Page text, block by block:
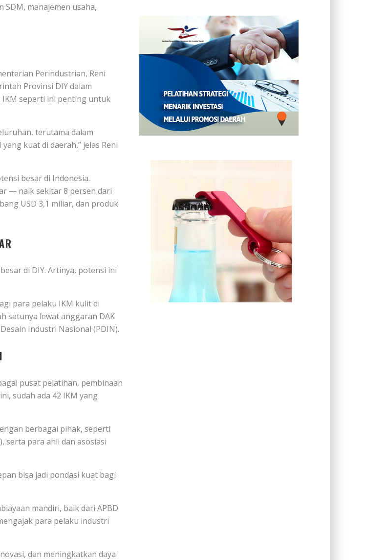
manajemen usaha,
Perindustrian, Reni
Provinsi DIY dalam
IKM seperti ini penting untuk
terutama dalam
kuat di daerah,” jelas Reni
besar di Indonesia.
— naik sekitar 8 persen dari
USD 3,1 miliar, dan produk
di DIY. Artinya, potensi ini
para pelaku IKM kulit di
satunya lewat anggaran DAK
Industri Nasional (PDIN).
pusat pelatihan, pembinaan
sudah ada 42 IKM yang
berbagai pihak, seperti
serta para ahli dan asosiasi
bisa jadi pondasi kuat bagi
mandiri, baik dari APBD
para pelaku industri
dan meningkatkan daya